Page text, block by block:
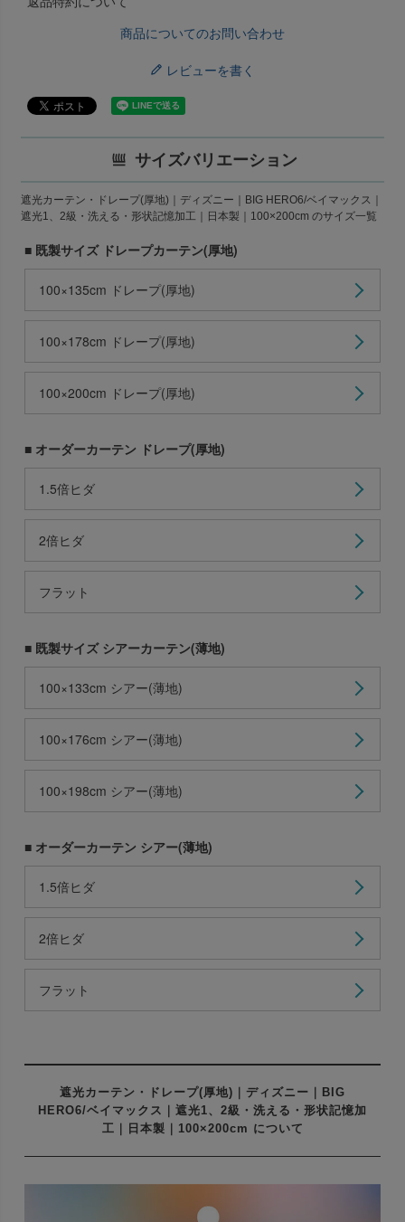
商品についてのお問い合わせ
レビューを書く
サイズバリエーション
遮光カーテン・ドレープ(厚地)｜ディズニー｜BIG HERO6/ベイマックス｜
遮光1、2級・洗える・形状記憶加工｜日本製｜100×200cm のサイズ一覧
■ 既製サイズ ドレープカーテン(厚地)
100×135cm ドレープ(厚地)
100×178cm ドレープ(厚地)
100×200cm ドレープ(厚地)
■ オーダーカーテン ドレープ(厚地)
1.5倍ヒダ
2倍ヒダ
フラット
■ 既製サイズ シアーカーテン(薄地)
100×133cm シアー(薄地)
100×176cm シアー(薄地)
100×198cm シアー(薄地)
■ オーダーカーテン シアー(薄地)
1.5倍ヒダ
2倍ヒダ
フラット
遮光カーテン・ドレープ(厚地)｜ディズニー｜BIG
HERO6/ベイマックス｜遮光1、2級・洗える・形状記憶加
工｜日本製｜100×200cm について